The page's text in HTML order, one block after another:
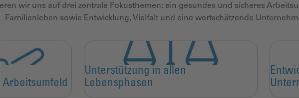
wir uns auf drei zentrale Fokusthemen: ein gesundes und sicheres
Familienleben sowie Entwicklung, Vielfalt und eine wertschätzende
Unterstützung in allen
Lebensphasen